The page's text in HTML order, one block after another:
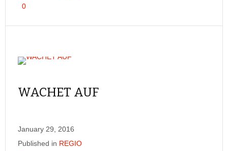
0
WACHET AUF
January 29, 2016
Published in REGIO